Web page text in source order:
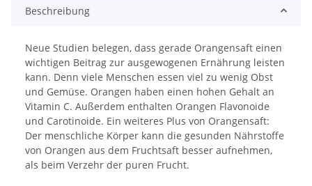
Beschreibung
Neue Studien belegen, dass gerade Orangensaft einen
wichtigen Beitrag zur ausgewogenen Ernährung leisten
kann. Denn viele Menschen essen viel zu wenig Obst
und Gemüse. Orangen haben einen hohen Gehalt an
Vitamin C. Außerdem enthalten Orangen Flavonoide
und Carotinoide. Ein weiteres Plus von Orangensaft:
Der menschliche Körper kann die gesunden Nährstoffe
von Orangen aus dem Fruchtsaft besser aufnehmen,
als beim Verzehr der puren Frucht.